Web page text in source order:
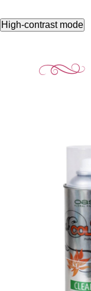
High-contrast mode